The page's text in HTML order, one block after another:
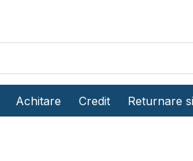
Achitare Credit Returnare